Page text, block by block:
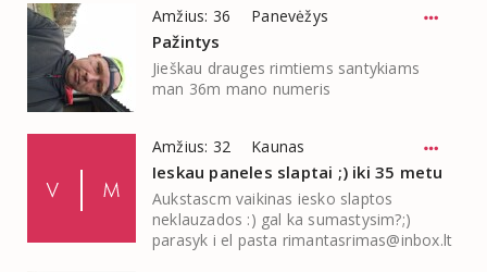
Amžius: 36 Panevėžys
Pažintys
Jieškau drauges rimtiems santykiams
man 36m mano numeris
Amžius: 32 Kaunas
Ieskau paneles slaptai ;) iki 35 metu
Aukstascm vaikinas iesko slaptos
neklauzados :) gal ka sumastysim?;)
parasyk i el pasta rimantasrimas@inbox.lt